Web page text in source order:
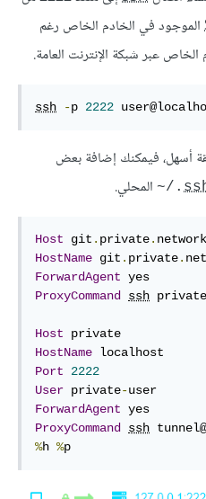
الموجود في الخادم الخاص رغم
عبر شبكة الإنترنت العامة.
ssh -p 2222
أسهل، فيمكنك إضافة بعض
‎~/. المحلي.
Host git . private.
HostName git . private.
ForwardAgent
ProxyCommand ssh
Host
HostName
Port
2222
User private-
ForwardAgent
ProxyCommand ssh
%h %p